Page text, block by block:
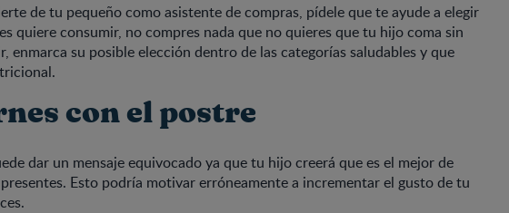
de tu pequeño como asistente de compras, pídele que te ayude a elegir
quiere consumir, no compres nada que no quieres que tu hijo coma sin
enmarca su posible elección dentro de las categorías saludables y que
con el postre
dar un mensaje equivocado ya que tu hijo creerá que es el mejor de
Esto podría motivar erróneamente a incrementar el gusto de tu